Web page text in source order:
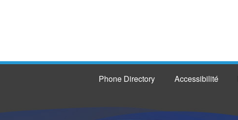
Phone Directory Accessibilité